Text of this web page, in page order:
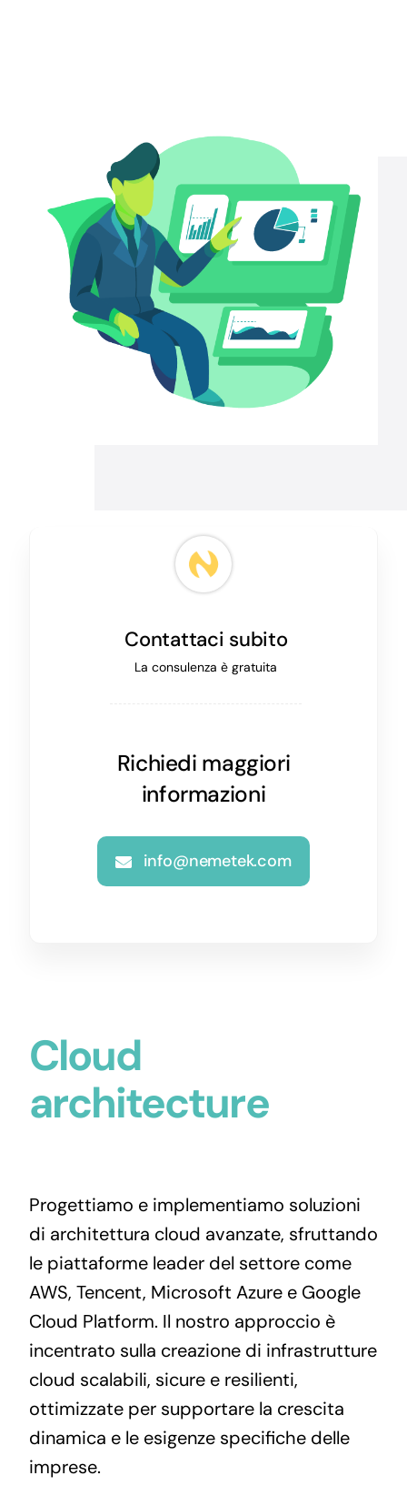
Contattaci subito
La consulenza è gratuita
Richiedi maggiori
informazioni
info@nemetek.com
Cloud
architecture
Progettiamo e implementiamo soluzioni
di architettura cloud avanzate, sfruttando
le piattaforme leader del settore come
AWS, Tencent, Microsoft Azure e Google
Cloud Platform. Il nostro approccio è
incentrato sulla creazione di infrastrutture
cloud scalabili, sicure e resilienti,
ottimizzate per supportare la crescita
dinamica e le esigenze specifiche delle
imprese.